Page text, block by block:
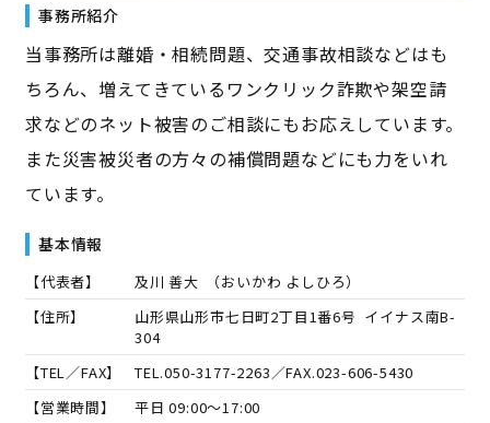
事務所紹介
当事務所は離婚・相続問題、交通事故相談などはも
ちろん、増えてきているワンクリック詐欺や架空請
求などのネット被害のご相談にもお応えしています。
また災害被災者の方々の補償問題などにも力をいれ
ています。
基本情報
【代表者】 及川 善大 （おいかわ よしひろ）
【住所】
山形県山形市七日町2丁目1番6号 イイナス南B-
304
【TEL／FAX】
TEL.050-3177-2263／FAX.023-606-5430
【営業時間】
平日 09:00～17:00